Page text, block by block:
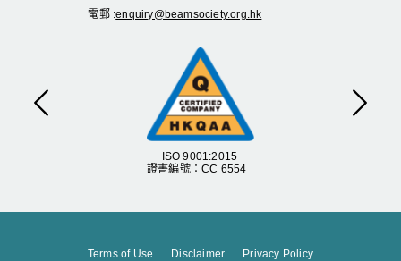
ISO 9001:2015
證書編號：CC 6554
上一頁 下一頁
電郵 :enquiry@beamsociety.org.hk
Terms of Use Disclaimer Privacy Policy